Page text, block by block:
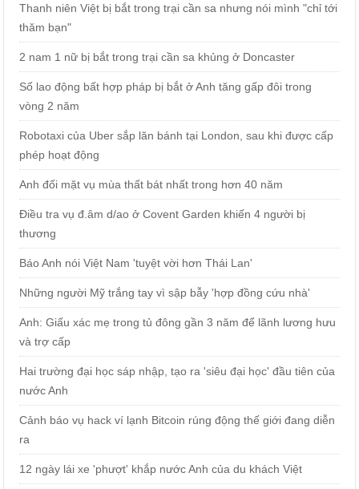
Thanh niên Việt bị bắt trong trại cần sa nhưng nói mình "chỉ tới
thăm bạn"
2 nam 1 nữ bị bắt trong trại cần sa khủng ở Doncaster
Số lao động bất hợp pháp bị bắt ở Anh tăng gấp đôi trong
vòng 2 năm
Robotaxi của Uber sắp lăn bánh tại London, sau khi được cấp
phép hoạt động
Anh đối mặt vụ mùa thất bát nhất trong hơn 40 năm
Điều tra vụ đ.âm d/ao ở Covent Garden khiến 4 người bị
thương
Báo Anh nói Việt Nam 'tuyệt vời hơn Thái Lan'
Những người Mỹ trắng tay vì sập bẫy 'hợp đồng cứu nhà'
Anh: Giấu xác mẹ trong tủ đông gần 3 năm để lãnh lương hưu
và trợ cấp
Hai trường đại học sáp nhập, tạo ra 'siêu đại học' đầu tiên của
nước Anh
Cảnh báo vụ hack ví lạnh Bitcoin rúng động thế giới đang diễn
ra
12 ngày lái xe 'phượt' khắp nước Anh của du khách Việt